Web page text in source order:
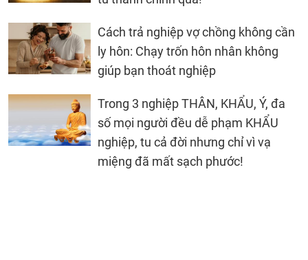
Cách trả nghiệp vợ chồng không cần
ly hôn: Chạy trốn hôn nhân không
giúp bạn thoát nghiệp
Trong 3 nghiệp THÂN, KHẨU, Ý, đa
số mọi người đều dễ phạm KHẨU
nghiệp, tu cả đời nhưng chỉ vì vạ
miệng đã mất sạch phước!